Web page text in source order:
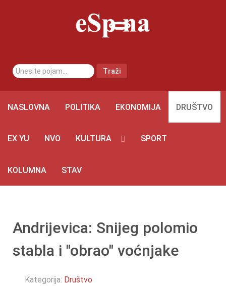
traži... Traži
NASLOVNA POLITIKA EKONOMIJA DRUŠTVO
EX YU NVO KULTURA SPORT
KOLUMNA STAV
Andrijevica: Snijeg polomio
stabla i "obrao" voćnjake
Kategorija: Društvo